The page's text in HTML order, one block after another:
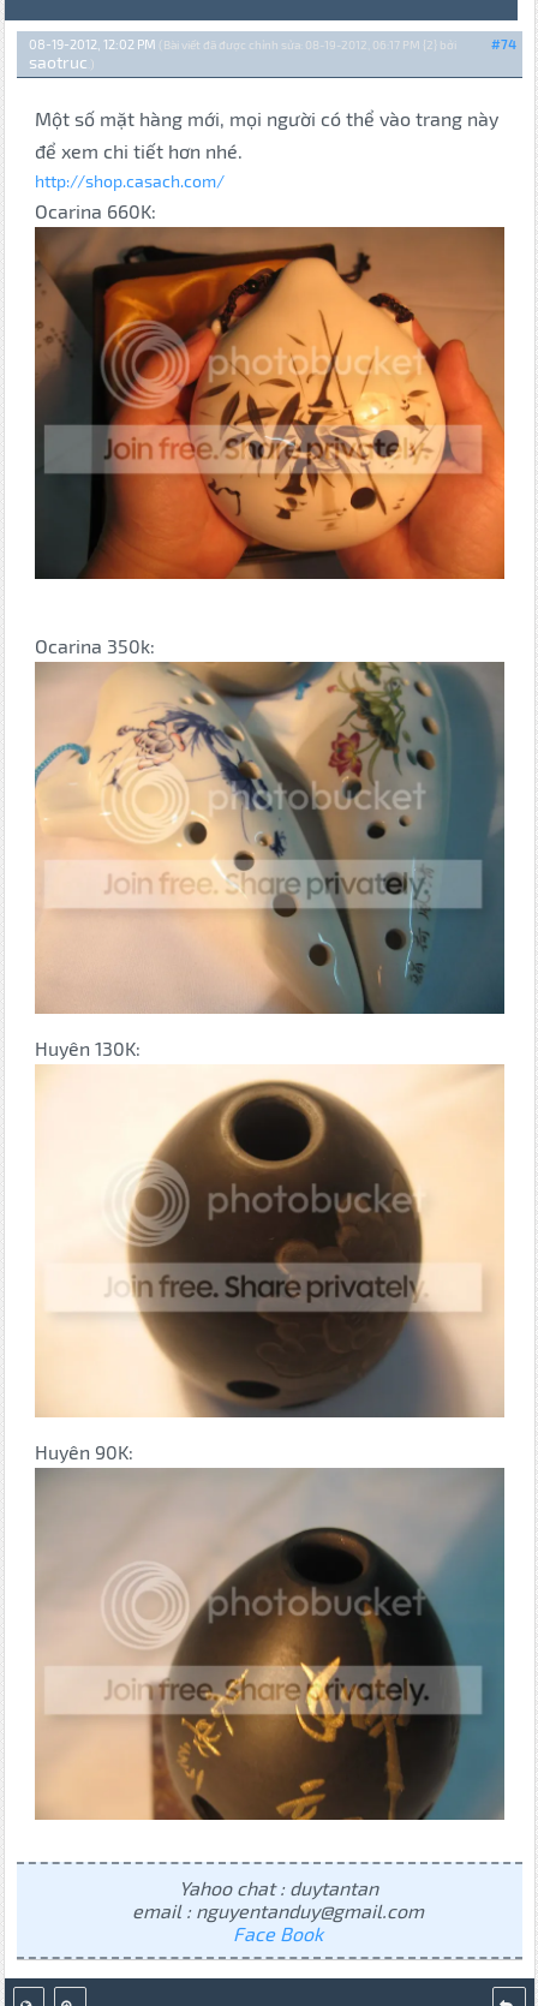
#74
08-19-2012, 12:02 PM (Bài viết đã được chỉnh sửa: 08-19-2012, 06:17 PM {2} bởi
saotruc .)
Một số mặt hàng mới, mọi người có thể vào trang này
để xem chi tiết hơn nhé.
http://shop.casach.com/
Ocarina 660K:
Ocarina 350k:
Huyên 130K:
Huyên 90K:
Yahoo chat : duytantan
email : nguyentanduy@gmail.com
Face Book